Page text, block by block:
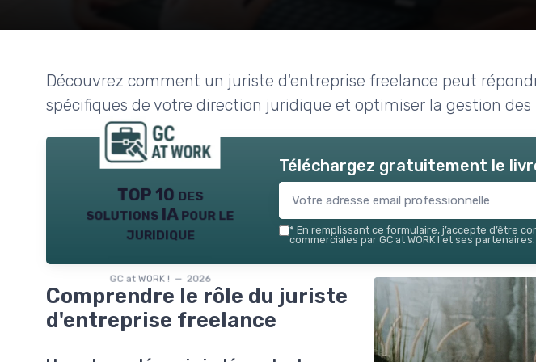
Découvrez comment un juriste d'entreprise freelance peut
spécifiques de votre direction juridique et optimiser la gestion des
TOP 10 des
solutions IA pour le
juridique
GC at WORK ! — 2026
Téléchargez gratuitement le
* En remplissant ce formulaire, j’accepte d’être
commerciales par GC at WORK ! et ses partenaires.
Comprendre le rôle du juriste
d'entreprise freelance